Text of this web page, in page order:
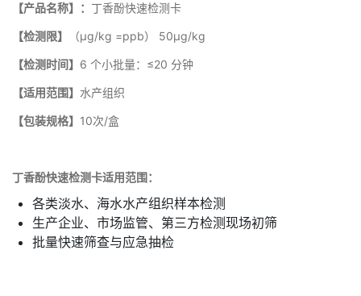
【产品名称】 ： 丁香酚快速检测卡
【检测限】 （μg/kg =ppb） 50μg/kg
【检测时间】 6 个小批量：≤20 分钟
【适用范围】 水产组织
【包装规格】 10次/盒
丁香酚快速检测卡适用范围：
各类淡水、海水水产组织样本检测
生产企业、市场监管、第三方检测现场初筛
批量快速筛查与应急抽检